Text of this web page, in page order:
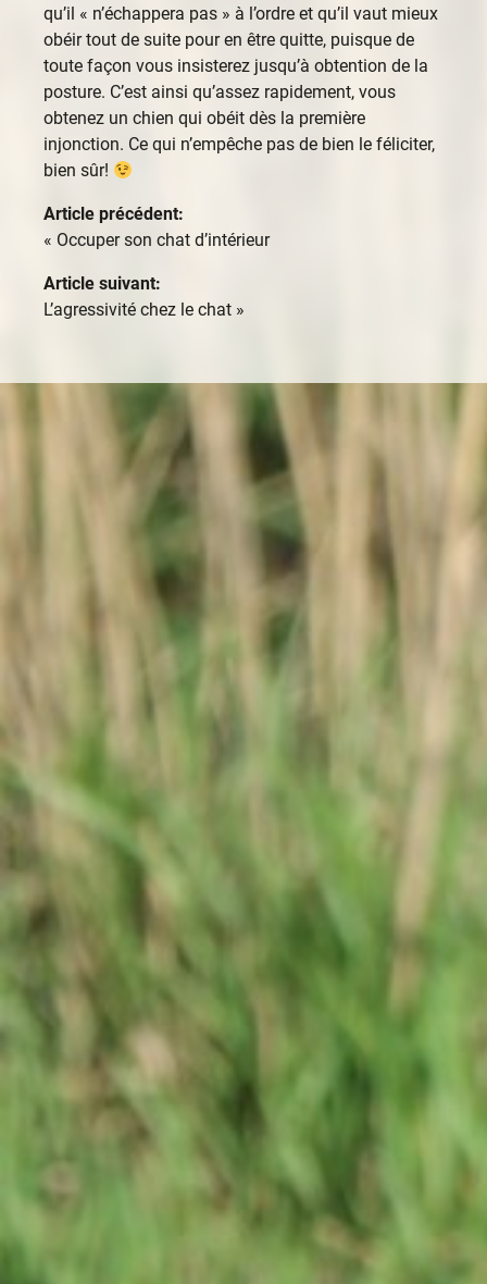
qu’il « n’échappera pas » à l’ordre et qu’il vaut mieux
obéir tout de suite pour en être quitte, puisque de
toute façon vous insisterez jusqu’à obtention de la
posture. C’est ainsi qu’assez rapidement, vous
obtenez un chien qui obéit dès la première
injonction. Ce qui n’empêche pas de bien le féliciter,
bien sûr!
Article précédent:
« Occuper son chat d’intérieur
Article suivant:
L’agressivité chez le chat »